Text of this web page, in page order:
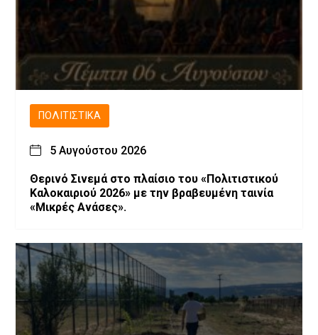
ΠΟΛΙΤΙΣΤΙΚΆ
5 Αυγούστου 2026
Θερινό Σινεμά στο πλαίσιο του «Πολιτιστικού
Καλοκαιριού 2026» με την βραβευμένη ταινία
«Μικρές Ανάσες».